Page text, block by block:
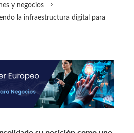
y negocios
la infraestructura digital para